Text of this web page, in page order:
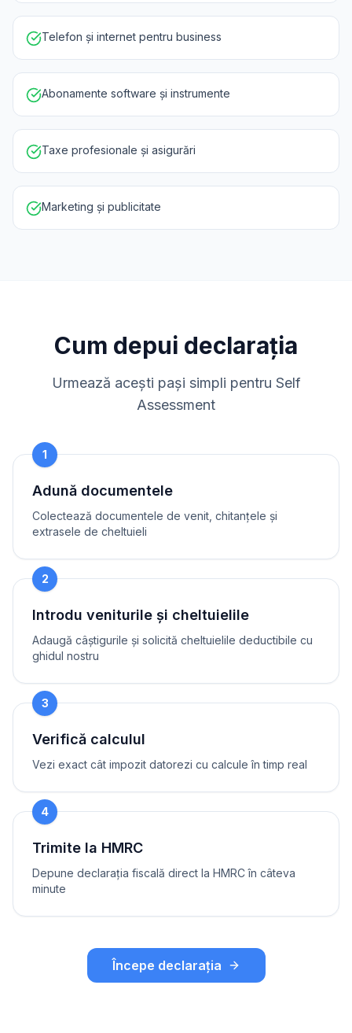
Telefon și internet pentru business
Abonamente software și instrumente
Taxe profesionale și asigurări
Marketing și publicitate
Cum depui declarația
Urmează acești pași simpli pentru Self
Assessment
1
Adună documentele
Colectează documentele de venit, chitanțele și
extrasele de cheltuieli
2
Introdu veniturile și cheltuielile
Adaugă câștigurile și solicită cheltuielile deductibile cu
ghidul nostru
3
Verifică calculul
Vezi exact cât impozit datorezi cu calcule în timp real
4
Trimite la HMRC
Depune declarația fiscală direct la HMRC în câteva
minute
Începe declarația